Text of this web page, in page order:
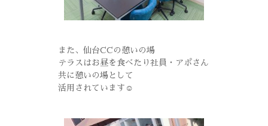
また、仙台CCの憩いの場
テラスはお昼を食べたり社員・アポさん
共に憩いの場として
活用されています☺